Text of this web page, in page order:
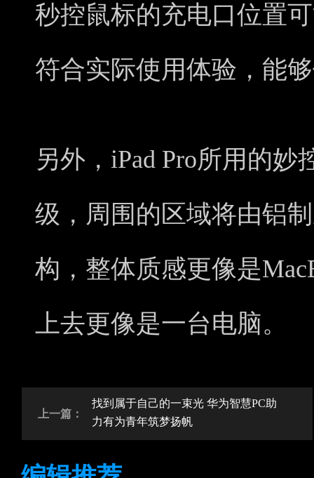
秒控鼠标的充电口位置
符合实际使用体验，能
另外，iPad Pro所用的
级，周围的区域将由铝
构，整体质感更像是
上去更像是一台电脑。
上一篇：
找到属于自己的一束光 华为智慧PC助
力有为青年筑梦扬帆